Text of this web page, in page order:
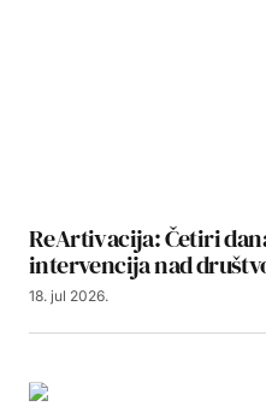
ReArtivacija: Četiri
intervencija nad
18. jul 2026.